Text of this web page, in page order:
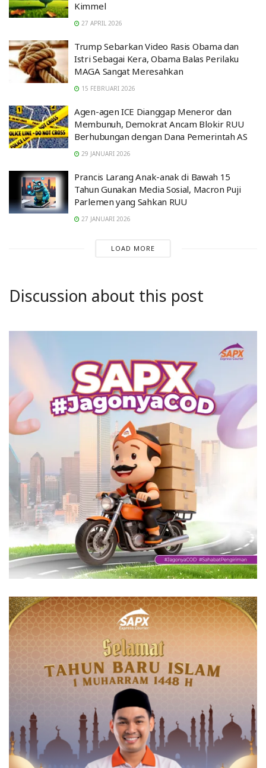
Kimmel
27 APRIL 2026
Trump Sebarkan Video Rasis Obama dan
Istri Sebagai Kera, Obama Balas Perilaku
MAGA Sangat Meresahkan
15 FEBRUARI 2026
Agen-agen ICE Dianggap Meneror dan
Membunuh, Demokrat Ancam Blokir RUU
Berhubungan dengan Dana Pemerintah AS
29 JANUARI 2026
Prancis Larang Anak-anak di Bawah 15
Tahun Gunakan Media Sosial, Macron Puji
Parlemen yang Sahkan RUU
27 JANUARI 2026
LOAD MORE
Discussion about this post